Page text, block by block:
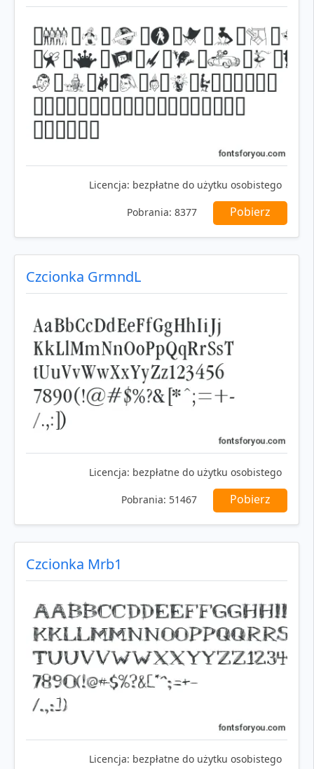
Licencja: bezpłatne do użytku osobistego
Pobrania: 8377 Pobierz
Czcionka GrmndL
Licencja: bezpłatne do użytku osobistego
Pobrania: 51467 Pobierz
Czcionka Mrb1
Licencja: bezpłatne do użytku osobistego